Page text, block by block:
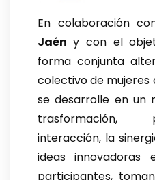
En colaboración
Jaén y con el
forma conjunta
colectivo de mujeres
se desarrolle en un
trasformación,
interacción, la
ideas innovadoras
participantes,